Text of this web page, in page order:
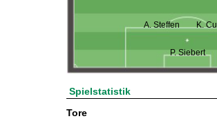
A. Steffen K.
P. Siebert
Spielstatistik
Tore